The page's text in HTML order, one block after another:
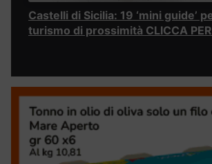
Castelli di Sicilia: 19 ‘mini guide’
turismo di prossimità CLICCA PER